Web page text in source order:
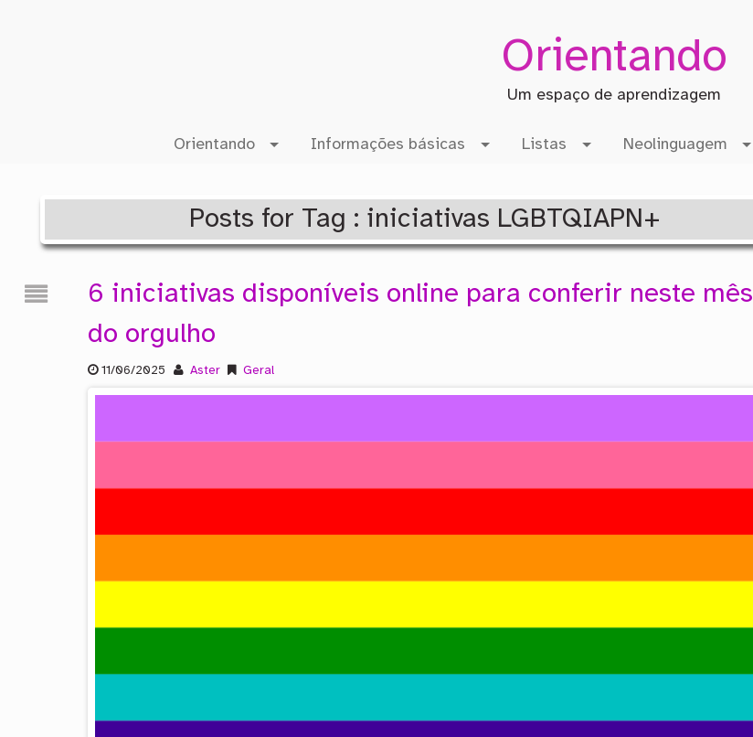
Orientando
Um espaço de aprendizagem
Orientando Informações básicas Listas Neolinguagem
Posts for Tag : iniciativas LGBTQIAPN+
6 iniciativas disponíveis online para conferir neste mês
do orgulho
11/06/2025 Aster Geral